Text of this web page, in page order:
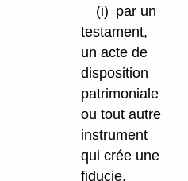
(i) par un
testament,
un acte de
disposition
patrimoniale
ou tout autre
instrument
qui crée une
fiducie,